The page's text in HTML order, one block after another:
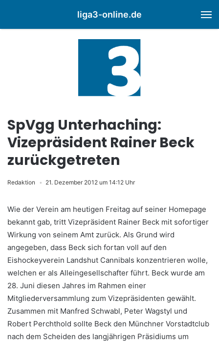
liga3-online.de
SpVgg Unterhaching:
Vizepräsident Rainer Beck
zurückgetreten
Redaktion 21. Dezember 2012 um 14:12 Uhr
Wie der Verein am heutigen Freitag auf seiner Homepage
bekannt gab, tritt Vizepräsident Rainer Beck mit sofortiger
Wirkung von seinem Amt zurück. Als Grund wird
angegeben, dass Beck sich fortan voll auf den
Eishockeyverein Landshut Cannibals konzentrieren wolle,
welchen er als Alleingesellschafter führt. Beck wurde am
28. Juni diesen Jahres im Rahmen einer
Mitgliederversammlung zum Vizepräsidenten gewählt.
Zusammen mit Manfred Schwabl, Peter Wagstyl und
Robert Perchthold sollte Beck den Münchner Vorstadtclub
nach dem Scheiden des langjährigen Präsidiums um